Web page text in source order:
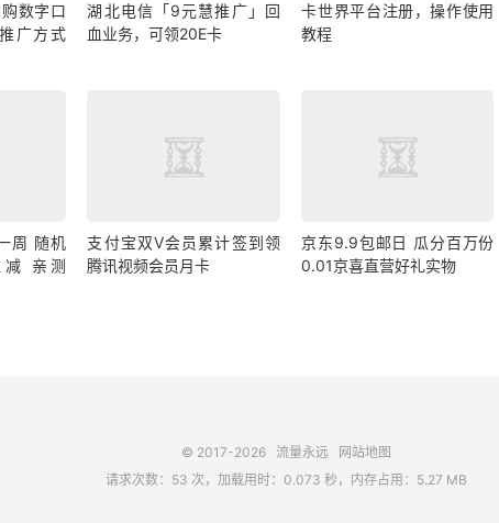
数字口
广方式
湖北电信「9元慧推广」回
血业务，可领20E卡
卡世界平台注册，操作使用
教程
周 随机
亲测
支付宝双V会员累计签到领
腾讯视频会员月卡
京东9.9包邮日 瓜分百万份
0.01京喜直营好礼实物
© 2017-2026 流量永远
网站地图
请求次数：53 次，加载用时：0.073 秒，内存占用：5.27 MB